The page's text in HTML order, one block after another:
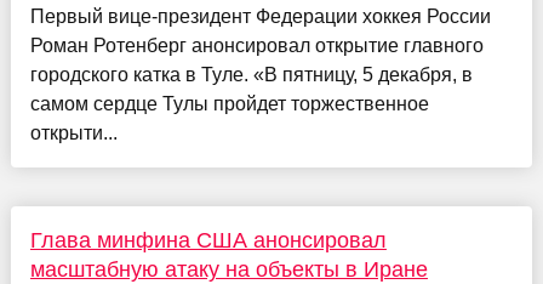
Первый вице-президент Федерации хоккея России
Роман Ротенберг анонсировал открытие главного
городского катка в Туле. «В пятницу, 5 декабря, в
самом сердце Тулы пройдет торжественное
открыти...
Глава минфина США анонсировал
масштабную атаку на объекты в Иране